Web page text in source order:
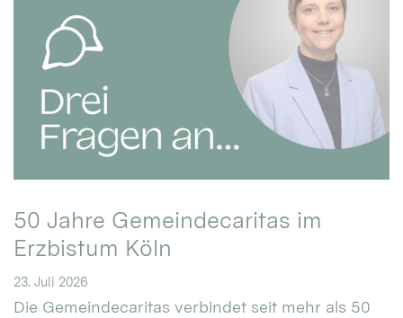
50 Jahre Gemeindecaritas im
Erzbistum Köln
23. Juli 2026
Die Gemeindecaritas verbindet seit mehr als 50